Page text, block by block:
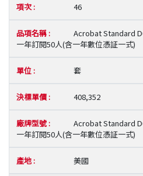
46
Acrobat Standard
一年訂閱50人(含一年數位憑証一式)
套
408,352
Acrobat Standard
一年訂閱50人(含一年數位憑証一式)
美國